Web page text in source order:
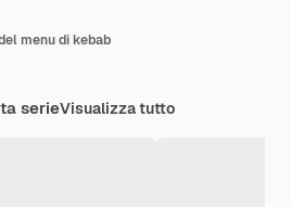
menu di kebab
serieVisualizza tutto